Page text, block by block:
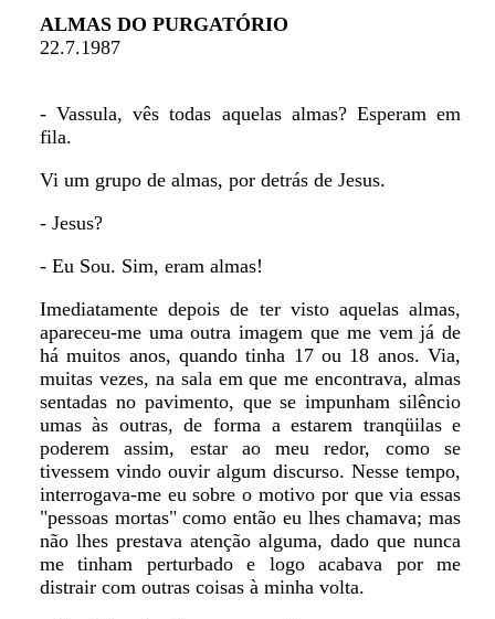
ALMAS DO PURGATÓRIO
22.7.1987
- Vassula, vês todas aquelas almas? Esperam em
fila.
Vi um grupo de almas, por detrás de Jesus.
- Jesus?
- Eu Sou. Sim, eram almas!
Imediatamente depois de ter visto aquelas almas,
apareceu-me uma outra imagem que me vem já de
há muitos anos, quando tinha 17 ou 18 anos. Via,
muitas vezes, na sala em que me encontrava, almas
sentadas no pavimento, que se impunham silêncio
umas às outras, de forma a estarem tranqüilas e
poderem assim, estar ao meu redor, como se
tivessem vindo ouvir algum discurso. Nesse tempo,
interrogava-me eu sobre o motivo por que via essas
"pessoas mortas" como então eu lhes chamava; mas
não lhes prestava atenção alguma, dado que nunca
me tinham perturbado e logo acabava por me
distrair com outras coisas à minha volta.